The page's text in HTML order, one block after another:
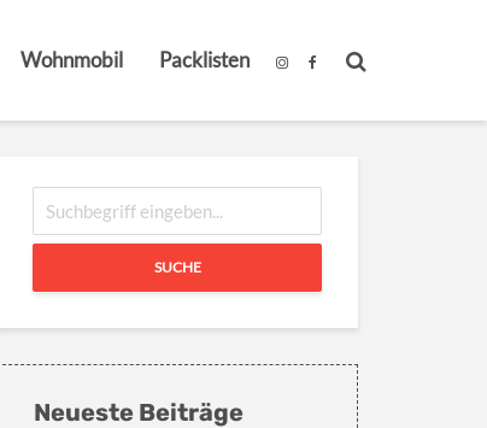
Wohnmobil Packlisten
SUCHE
Neueste Beiträge